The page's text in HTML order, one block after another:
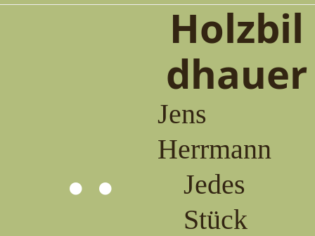
Holzbil
dhauer
Jens
Herrmann
Jedes
Stück